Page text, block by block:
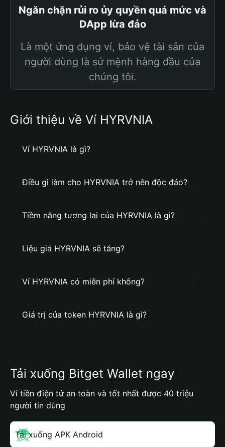
Ngăn chặn rủi ro ủy quyền quá mức và
DApp lừa đảo
Là một ứng dụng ví, bảo vệ tài sản của
người dùng là sứ mệnh hàng đầu của
chúng tôi.
Giới thiệu về Ví HYRVNIA
Ví HYRVNIA là gì?
Điều gì làm cho HYRVNIA trở nên độc đáo?
Tiềm năng tương lai của HYRVNIA là gì?
Liệu giá HYRVNIA sẽ tăng?
Ví HYRVNIA có miễn phí không?
Giá trị của token HYRVNIA là gì?
Tải xuống Bitget Wallet ngay
Ví tiền điện tử an toàn và tốt nhất được 40 triệu
người tin dùng
Tải xuống APK Android